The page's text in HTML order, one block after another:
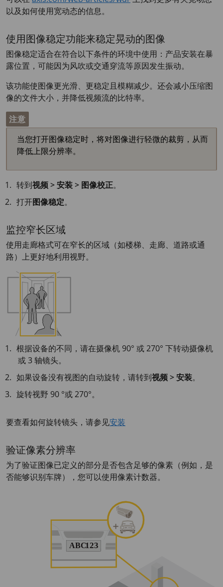
以及如何使用宽动态的信息。
使用图像稳定功能来稳定晃动的图像
图像稳定适合在符合以下条件的环境中使用：产品安装在暴
露位置，可能因为风吹或交通穿流等原因发生振动。
该功能使图像更光滑、更稳定且模糊减少。还会减小压缩图
像的文件大小，并降低视频流的比特率。
注意
当您打开图像稳定时，将对图像进行轻微的裁剪，从而
降低上限分辨率。
转到视频 > 安装 > 图像校正。
打开图像稳定。
监控窄长区域
使用走廊格式可在窄长的区域（如楼梯、走廊、道路或通
路）上更好地利用视野。
根据设备的不同，请在摄像机 90° 或 270° 下转动摄像机
或 3 轴镜头。
如果设备没有视图的自动旋转，请转到视频 > 安装。
旋转视野 90 °或 270°。
要查看如何旋转镜头，请参见安装
验证像素分辨率
为了验证图像已定义的部分是否包含足够的像素（例如，是
否能够识别车牌），您可以使用像素计数器。